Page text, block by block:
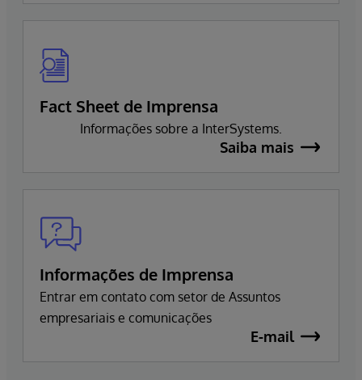
Fact Sheet de Imprensa
Informações sobre a InterSystems.
Saiba mais
Informações de Imprensa
Entrar em contato com setor de Assuntos
empresariais e comunicações
E-mail